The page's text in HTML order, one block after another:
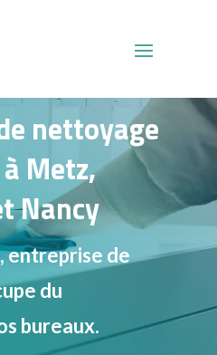
nettoyage
Metz,
Nancy
entreprise de
du
bureaux.